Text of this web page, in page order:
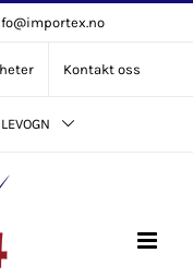
Kontakt oss